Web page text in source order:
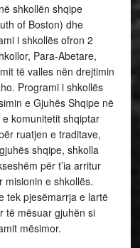
shkollën shqipe
of Boston) dhe
i shkollës ofron 2
Para-Abetare,
të valles nën drejtimin
Programi i shkollës
e Gjuhës Shqipe në
komunitetit shqiptar
ruatjen e traditave,
shqipe, shkolla
për t’ia arritur
misionin e shkollës.
tek pjesëmarrja e lartë
të mësuar gjuhën si
mësimor.